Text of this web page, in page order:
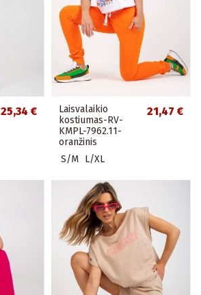
25,34 €
Laisvalaikio
kostiumas-RV-
KMPL-7962.11-
oranžinis
21,47 €
S/M L/XL